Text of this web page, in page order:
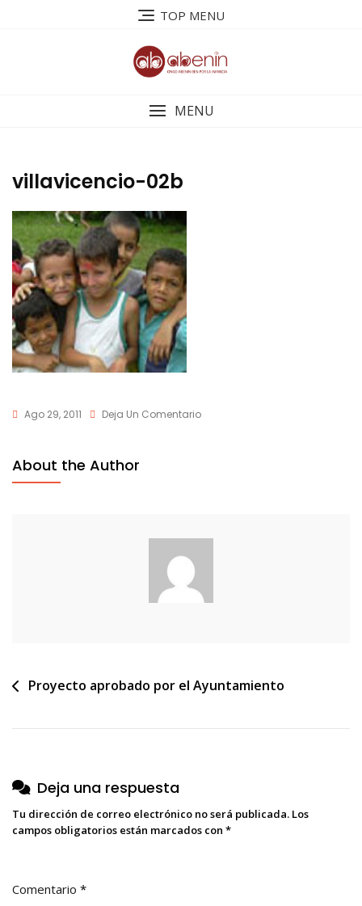
TOP MENU
MENU
villavicencio-02b
Ago 29, 2011 Deja Un ComentarioEn
About the Author
Navegación
entradas
Proyecto aprobado por el Ayuntamiento
Deja una respuesta
Tu dirección de correo electrónico no será publicada. Los
campos obligatorios están marcados con *
Comentario *